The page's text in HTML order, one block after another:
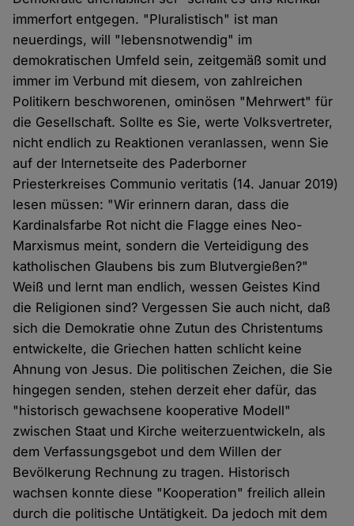
immerfort entgegen. "Pluralistisch" ist man
neuerdings, will "lebensnotwendig" im
demokratischen Umfeld sein, zeitgemäß somit und
immer im Verbund mit diesem, von zahlreichen
Politikern beschworenen, ominösen "Mehrwert" für
die Gesellschaft. Sollte es Sie, werte Volksvertreter,
nicht endlich zu Reaktionen veranlassen, wenn Sie
auf der Internetseite des Paderborner
Priesterkreises Communio veritatis (14. Januar 2019)
lesen müssen: "Wir erinnern daran, dass die
Kardinalsfarbe Rot nicht die Flagge eines Neo-
Marxismus meint, sondern die Verteidigung des
katholischen Glaubens bis zum Blutvergießen?"
Weiß und lernt man endlich, wessen Geistes Kind
die Religionen sind? Vergessen Sie auch nicht, daß
sich die Demokratie ohne Zutun des Christentums
entwickelte, die Griechen hatten schlicht keine
Ahnung von Jesus. Die politischen Zeichen, die Sie
hingegen senden, stehen derzeit eher dafür, das
"historisch gewachsene kooperative Modell"
zwischen Staat und Kirche weiterzuentwickeln, als
dem Verfassungsgebot und dem Willen der
Bevölkerung Rechnung zu tragen. Historisch
wachsen konnte diese "Kooperation" freilich allein
durch die politische Untätigkeit. Da jedoch mit dem